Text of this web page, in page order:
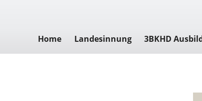
Home Landesinnung 3BKHD